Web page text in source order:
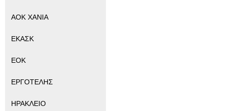
ΑΟΚ ΧΑΝΙΑ
ΕΚΑΣΚ
ΕΟΚ
ΕΡΓΟΤΕΛΗΣ
ΗΡΑΚΛΕΙΟ